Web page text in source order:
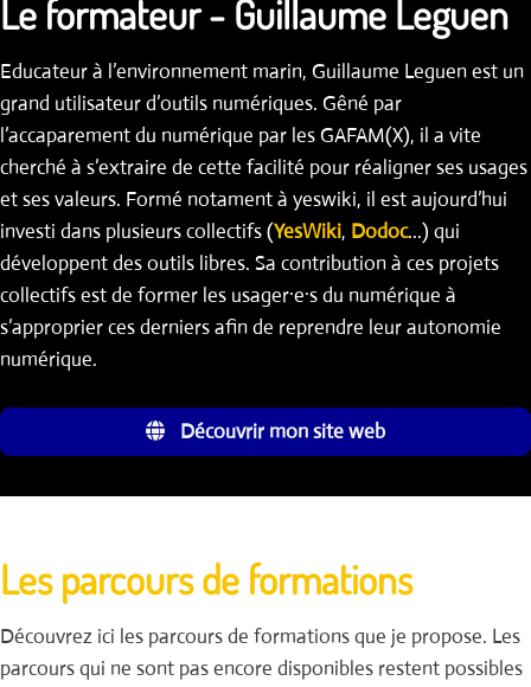
Le formateur - Guillaume Leguen
Educateur à l’environnement marin, Guillaume Leguen est un
grand utilisateur d’outils numériques. Gêné par
l’accaparement du numérique par les GAFAM(X), il a vite
cherché à s’extraire de cette facilité pour réaligner ses usages
et ses valeurs. Formé notament à yeswiki, il est aujourd’hui
investi dans plusieurs collectifs (YesWiki, Dodoc...) qui
développent des outils libres. Sa contribution à ces projets
collectifs est de former les usager·e·s du numérique à
s’approprier ces derniers afin de reprendre leur autonomie
numérique.
Découvrir mon site web
Les parcours de formations
Découvrez ici les parcours de formations que je propose. Les
parcours qui ne sont pas encore disponibles restent possibles